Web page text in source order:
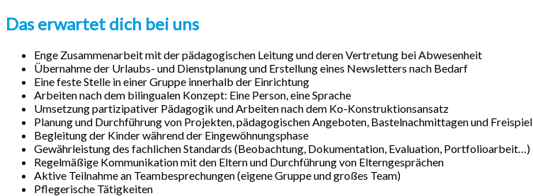
Das erwartet dich bei uns
Enge Zusammenarbeit mit der pädagogischen Leitung und deren Vertretung bei Abwesenheit
Übernahme der Urlaubs- und Dienstplanung und Erstellung eines Newsletters nach Bedarf
Eine feste Stelle in einer Gruppe innerhalb der Einrichtung
Arbeiten nach dem bilingualen Konzept: Eine Person, eine Sprache
Umsetzung partizipativer Pädagogik und Arbeiten nach dem Ko-Konstruktionsansatz
Planung und Durchführung von Projekten, pädagogischen Angeboten, Bastelnachmittagen und Freispiel
Begleitung der Kinder während der Eingewöhnungsphase
Gewährleistung des fachlichen Standards (Beobachtung, Dokumentation, Evaluation, Portfolioarbeit…)
Regelmäßige Kommunikation mit den Eltern und Durchführung von Elterngesprächen
Aktive Teilnahme an Teambesprechungen (eigene Gruppe und großes Team)
Pflegerische Tätigkeiten